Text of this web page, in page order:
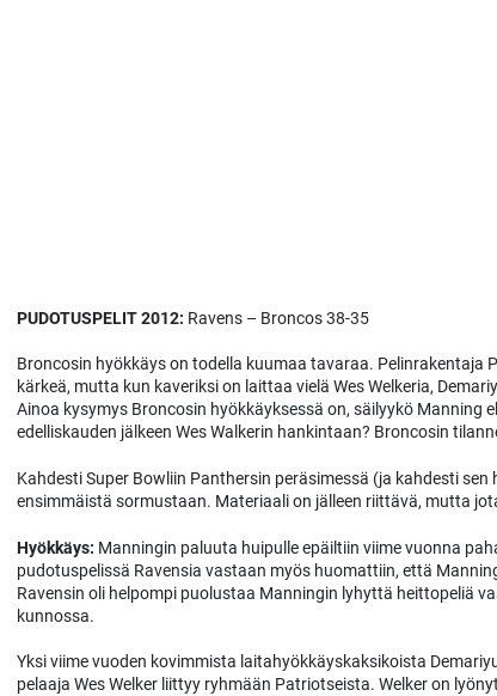
PUDOTUSPELIT 2012: Ravens – Broncos 38-35
Broncosin hyökkäys on todella kuumaa tavaraa. Pelinrakentaja
kärkeä, mutta kun kaveriksi on laittaa vielä Wes Welkeria,
Ainoa kysymys Broncosin hyökkäyksessä on, säilyykö Manning
edelliskauden jälkeen Wes Walkerin hankintaan? Broncosin
Kahdesti Super Bowliin Panthersin peräsimessä (ja kahdesti
ensimmäistä sormustaan. Materiaali on jälleen riittävä, mutta
Hyökkäys: Manningin paluuta huipulle epäiltiin viime vuonna
pudotuspelissä Ravensia vastaan myös huomattiin, että
Ravensin oli helpompi puolustaa Manningin lyhyttä heittopeliä
kunnossa.
Yksi viime vuoden kovimmista laitahyökkäyskaksikoista
pelaaja Wes Welker liittyy ryhmään Patriotseista. Welker on